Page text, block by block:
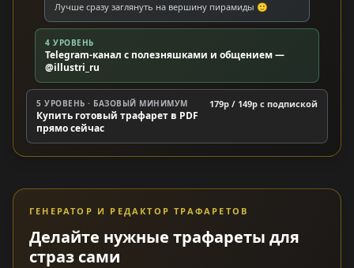
Лучше сразу заглянуть на вершину пирамиды 🙂
4 УРОВЕНЬ
Telegram-канал с полезняшками и общением —
@illustri_ru
5 УРОВЕНЬ · БАЗОВЫЙ МИНИМУМ
Купить готовый трафарет в PDF
прямо сейчас
179р / 149р c подпиской
ГЕНЕРАТОР И РЕДАКТОР ТРАФАРЕТОВ
Делайте нужные трафареты для
страз сами